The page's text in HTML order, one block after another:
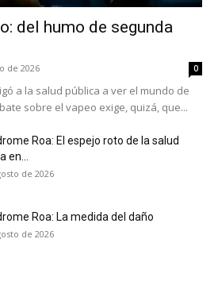
del humo de segunda
de 2026 0
a la salud pública a ver el mundo de
sobre el vapeo exige, quizá, que...
Roa: El espejo roto de la salud
en...
de 2026
Roa: La medida del daño
de 2026